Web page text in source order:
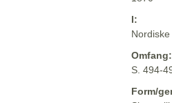
I:
Omfang:
S. 494-
Form/